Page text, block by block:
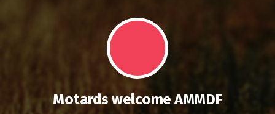
Motards welcome AMMDF